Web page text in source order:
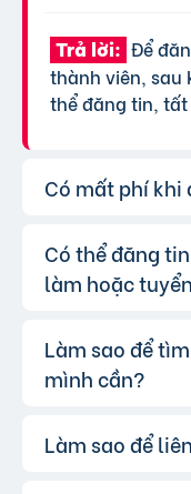
Trả lời: Để
thành viên, sau
thể đăng tin,
Có mất phí
Trả lời: Chúng
phí cơ bản cho
thị, bạn có thể
cấp với chi phí
VIP.
Có thể đăng
làm hoặc
Trả lời: Hoàn
tôi hỗ trợ đăng
đủ thông tin.
Làm sao để
mình cần?
Trả lời: Bạn có
Làm sao để